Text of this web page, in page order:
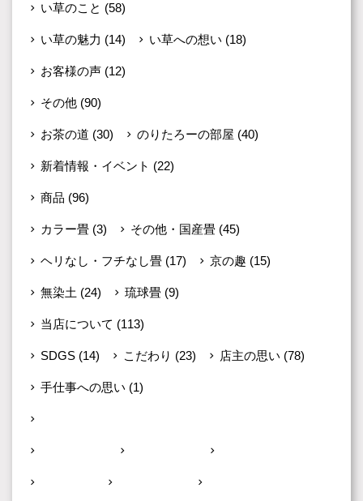
い草のこと (58)
い草の魅力 (14) い草への想い (18)
お客様の声 (12)
その他 (90)
お茶の道 (30) のりたろーの部屋 (40)
新着情報・イベント (22)
商品 (96)
カラー畳 (3) その他・国産畳 (45)
ヘリなし・フチなし畳 (17) 京の趣 (15)
無染土 (24) 琉球畳 (9)
当店について (113)
SDGS (14) こだわり (23) 店主の思い (78)
手仕事への思い (1)